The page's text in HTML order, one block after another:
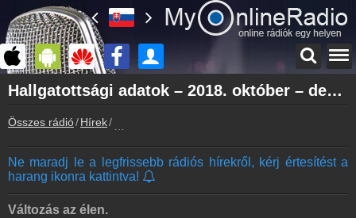
Főoldal
myonlineradio.hu
Bejelentkezés
Kapcsolat
Írj nekünk!
Partnerek
Hallgatottsági adatok – 2018. október – december
Összes rádió Hírek
Ne maradj le a legfrissebb rádiós hírekről, kérj értesítést a
harang ikonra kattintva!
Változás az élen.